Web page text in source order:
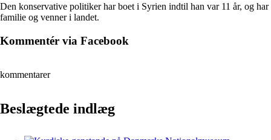
Den konservative politiker har boet i Syrien indtil han var 11 år, og har
familie og venner i landet.
Kommentér via Facebook
kommentarer
Beslægtede indlæg